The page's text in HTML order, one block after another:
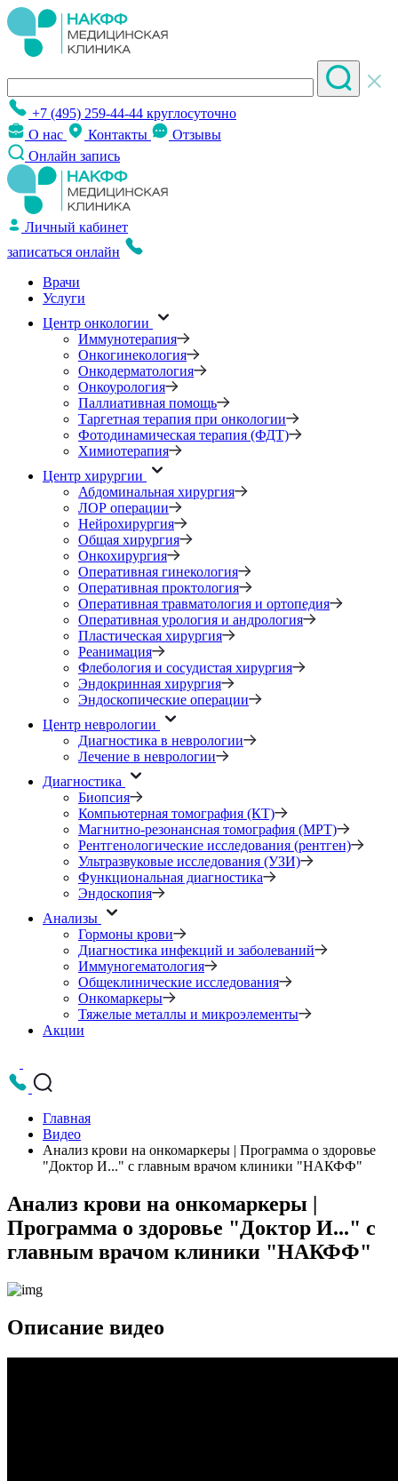
+7 (495) 259-44-44 круглосуточно
О нас
Контакты
Отзывы
Онлайн запись
Личный кабинет
записаться онлайн
Врачи
Услуги
Центр онкологии
Иммунотерапия
Онкогинекология
Онкодерматология
Онкоурология
Паллиативная помощь
Таргетная терапия при онкологии
Фотодинамическая терапия (ФДТ)
Химиотерапия
Центр хирургии
Абдоминальная хирургия
ЛОР операции
Нейрохирургия
Общая хирургия
Онкохирургия
Оперативная гинекология
Оперативная проктология
Оперативная травматология и ортопедия
Оперативная урология и андрология
Пластическая хирургия
Реанимация
Флебология и сосудистая хирургия
Эндокринная хирургия
Эндоскопические операции
Центр неврологии
Диагностика в неврологии
Лечение в неврологии
Диагностика
Биопсия
Компьютерная томография (КТ)
Магнитно-резонансная томография (МРТ)
Рентгенологические исследования (рентген)
Ультразвуковые исследования (УЗИ)
Функциональная диагностика
Эндоскопия
Анализы
Гормоны крови
Диагностика инфекций и заболеваний
Иммуногематология
Общеклинические исследования
Онкомаркеры
Тяжелые металлы и микроэлементы
Акции
Главная
Видео
Анализ крови на онкомаркеры | Программа о здоровье
"Доктор И..." с главным врачом клиники "НАКФФ"
Анализ крови на онкомаркеры |
Программа о здоровье "Доктор И..." с
главным врачом клиники "НАКФФ"
Описание видео